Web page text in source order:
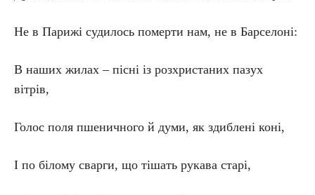
Не в Парижі судилось померти нам, не в Барселоні:
В наших жилах – пісні із розхристаних пазух
вітрів,
Голос поля пшеничного й думи, як здиблені коні,
І по білому сварги, що тішать рукава старі,